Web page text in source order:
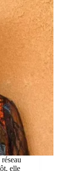
elle